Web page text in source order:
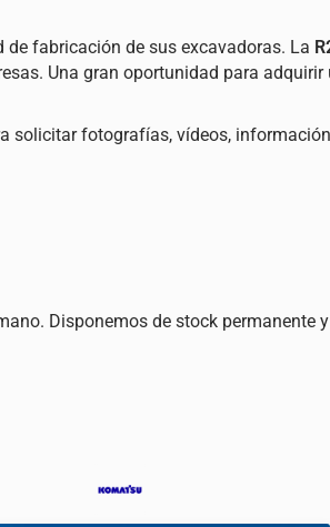
fabricación de sus excavadoras. La
Una gran oportunidad para
solicitar fotografías, vídeos,
Disponemos de stock permanente